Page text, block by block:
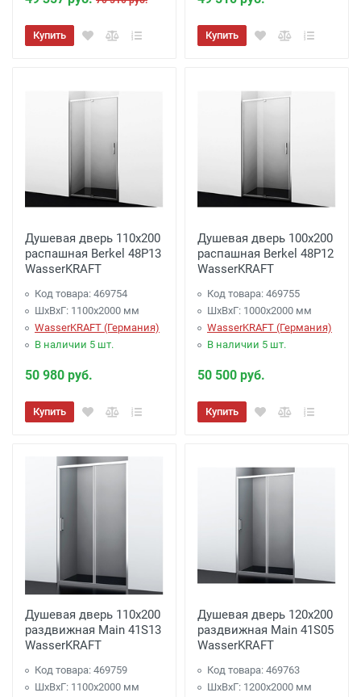
Купить Купить
Душевая дверь 110х200
распашная Berkel 48P13
WasserKRAFT
Код товара: 469754
ШхВхГ: 1100х2000 мм
WasserKRAFT (Германия)
В наличии 5 шт.
50 980 руб.
Купить
Душевая дверь 100х200
распашная Berkel 48P12
WasserKRAFT
Код товара: 469755
ШхВхГ: 1000х2000 мм
WasserKRAFT (Германия)
В наличии 5 шт.
50 500 руб.
Купить
Душевая дверь 110х200
раздвижная Main 41S13
WasserKRAFT
Код товара: 469759
ШхВхГ: 1100х2000 мм
Душевая дверь 120х200
раздвижная Main 41S05
WasserKRAFT
Код товара: 469763
ШхВхГ: 1200х2000 мм